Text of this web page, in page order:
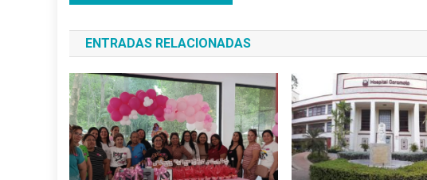
de
entradas
ENTRADAS RELACIONADAS